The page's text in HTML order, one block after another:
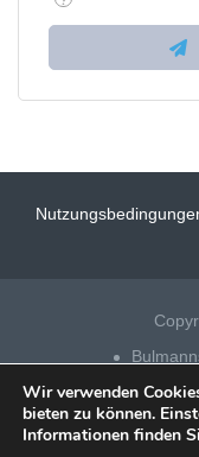
Datenschutz|
Wir verwenden
bieten zu können.
Informationen finden